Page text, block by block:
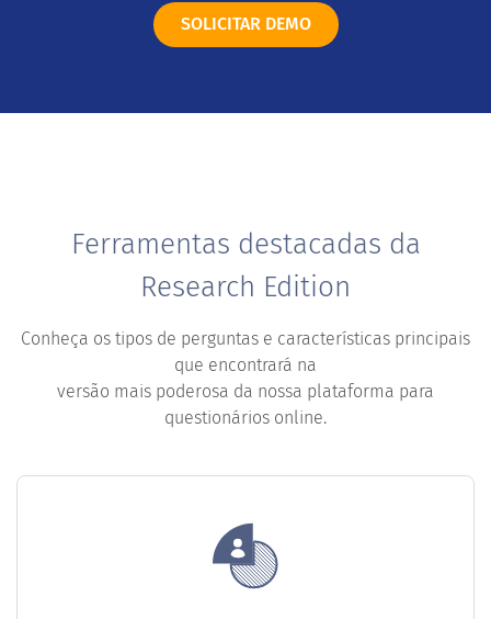
SOLICITAR DEMO
Ferramentas destacadas da
Research Edition
Conheça os tipos de perguntas e características principais
que encontrará na
versão mais poderosa da nossa plataforma para
questionários online.